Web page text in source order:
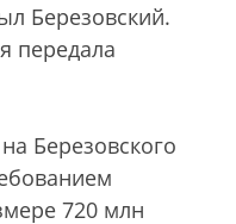
Березовский.
передала
Березовского
720 млн